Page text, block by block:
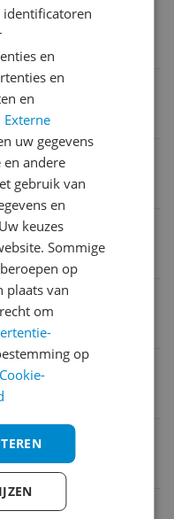
in de EU
identificatoren
en
en
en
Externe
uw gegevens
andere
gebruik van
en
keuzes
Sommige
op
plaats van
om
op
Cookie-